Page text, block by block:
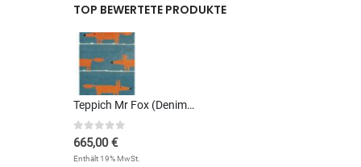
TOP BEWERTETE PRODUKTE
Teppich Mr Fox (Denim; 140 x 200 cm)
0out of 5
665,00€
Enthält 19% MwSt.